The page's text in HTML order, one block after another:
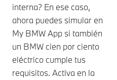
interna? En ese caso,
ahora puedes simular en
My BMW App si también
un BMW cien por ciento
eléctrico cumple tus
requisitos. Activa en la